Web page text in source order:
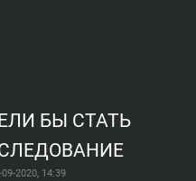
БЫ СТАТЬ
09-2020, 14:39